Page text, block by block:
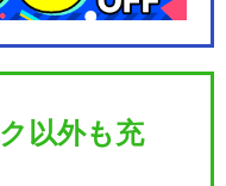
以外も充